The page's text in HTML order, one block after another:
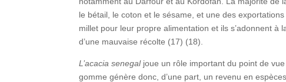
le bétail, le coton et le sésame, et une des
millet pour leur propre alimentation et ils s’adonnent
d’une mauvaise récolte (17) (18).
L’acacia senegal joue un rôle important du point de
gomme génère donc, d’une part, un revenu en